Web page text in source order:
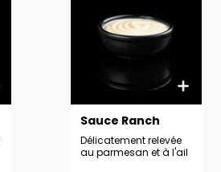
Sauce Ranch
Délicatement relevée
au parmesan et à l'ail